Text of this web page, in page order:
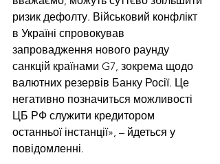
ризик дефолту. Військовий конфлікт
в Україні спровокував
запровадження нового раунду
санкцій країнами G7, зокрема щодо
валютних резервів Банку Росії. Це
негативно позначиться можливості
ЦБ РФ служити кредитором
останньої інстанції», – йдеться у
повідомленні.